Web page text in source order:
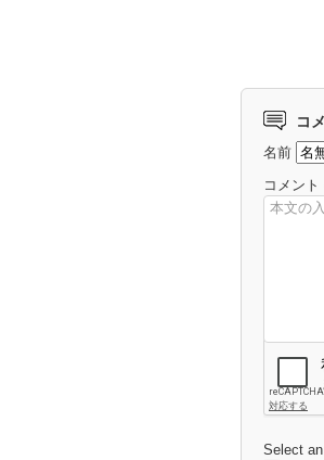
コ
名前
コメント
Select